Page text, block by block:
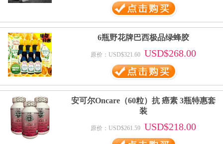
6瓶野花牌巴西极品绿蜂胶
原价：USD$321.60 USD$268.00
安可尔Oncare（60粒）抗 癌素 3瓶特惠套
装
原价：USD$261.59 USD$218.00